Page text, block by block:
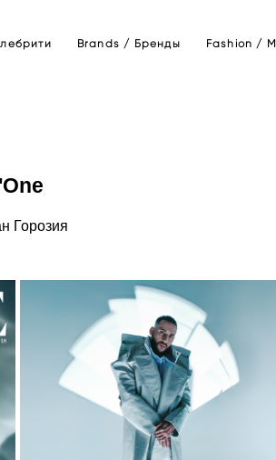
Brands / Бренды Fashion /
Горозия